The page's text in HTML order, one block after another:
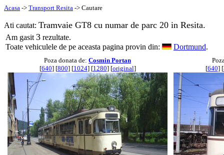
Acasa -> Transport Resita -> Cautare
Ati cautat: Tramvaie GT8 cu numar de parc 20 in Resita.
Am gasit 3 rezultate.
Toate vehiculele de pe aceasta pagina provin din:
Dortmund.
Poza donata de: Cosmin Portan
[640] [800] [1024] [1280] [original]
[640] [